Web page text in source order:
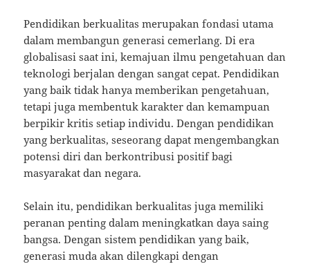
Pendidikan berkualitas merupakan fondasi utama
dalam membangun generasi cemerlang. Di era
globalisasi saat ini, kemajuan ilmu pengetahuan dan
teknologi berjalan dengan sangat cepat. Pendidikan
yang baik tidak hanya memberikan pengetahuan,
tetapi juga membentuk karakter dan kemampuan
berpikir kritis setiap individu. Dengan pendidikan
yang berkualitas, seseorang dapat mengembangkan
potensi diri dan berkontribusi positif bagi
masyarakat dan negara.
Selain itu, pendidikan berkualitas juga memiliki
peranan penting dalam meningkatkan daya saing
bangsa. Dengan sistem pendidikan yang baik,
generasi muda akan dilengkapi dengan